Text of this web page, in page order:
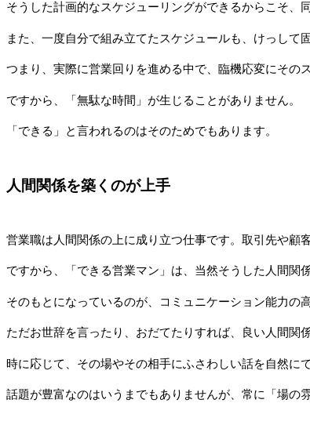
そうした計画的なスケジューリングができるからこそ、
また、一度自分で組み立てたスケジュールも、けっして
つまり、実際に営業回りを進める中で、臨機応変にその
ですから、「無駄な時間」が生じることがありません。
「できる」と言われるのはそのためでもあります。
人間関係を築くのが上手
営業職は人間関係の上に成り立つ仕事です。取引先や顧
ですから、「できる営業マン」は、当然そうした人間関
そのもとになっているのが、コミュニケーション能力の高
ただお世辞を言ったり、おだてたりすれば、良い人間関
時に応じて、その場やその相手にふさわしい話を自然に
話題が豊富なのはいうまでもありませんが、常に「場の